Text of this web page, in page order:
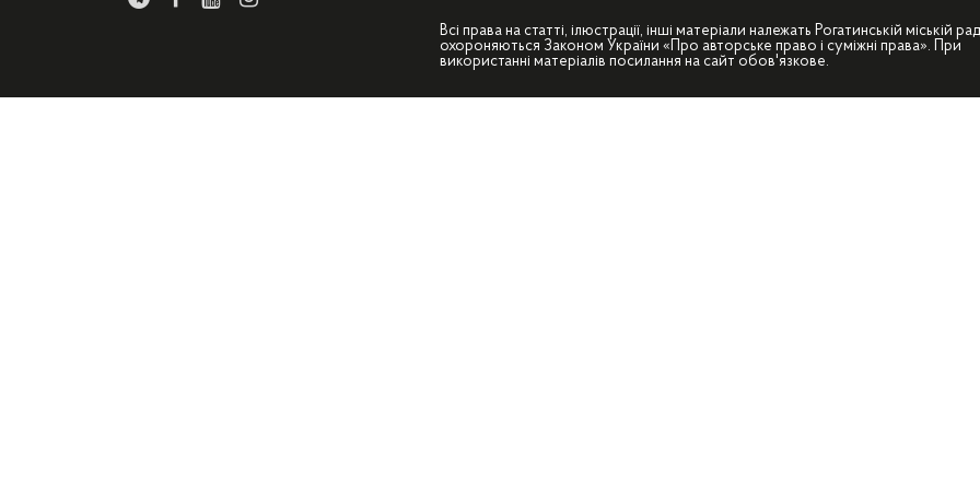
Всі права на статті, ілюстрації, інші матеріали належать Рогатинській міській
охороняються Законом України «Про авторське право і суміжні права». При
використанні матеріалів посилання на сайт обов'язкове.